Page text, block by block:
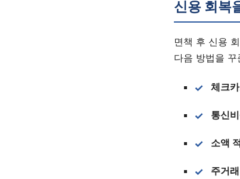
신용 회복
면책 후 신용
다음 방법을
체크
통신
소액
주거